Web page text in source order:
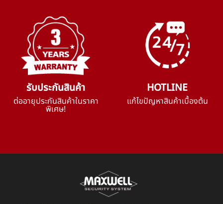
รับประกันสินค้า
ต่ออายุประกันสินค้าในราคา
พิเศษ!
HOTLINE
แก้ไขปัญหาสินค้าเบื้องต้น